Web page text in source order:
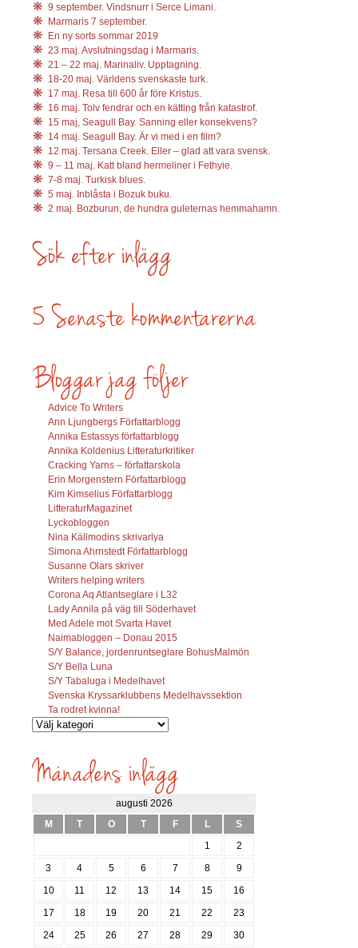
9 september. Vindsnurr i Serce Limani.
Marmaris 7 september.
En ny sorts sommar 2019
23 maj. Avslutningsdag i Marmaris.
21 – 22 maj. Marinaliv. Upptagning.
18-20 maj. Världens svenskaste turk.
17 maj. Resa till 600 år före Kristus.
16 maj. Tolv fendrar och en kätting från katastrof.
15 maj, Seagull Bay. Sanning eller konsekvens?
14 maj. Seagull Bay. Är vi med i en film?
12 maj. Tersana Creek. Eller – glad att vara svensk.
9 – 11 maj. Katt bland hermeliner i Fethyie.
7-8 maj. Turkisk blues.
5 maj. Inblåsta i Bozuk buku.
2 maj. Bozburun, de hundra guleternas hemmahamn.
Advice To Writers
Ann Ljungbergs Författarblogg
Annika Estassys författarblogg
Annika Koldenius Litteraturkritiker
Cracking Yarns – författarskola
Erin Morgenstern Författarblogg
Kim Kimselius Författarblogg
LitteraturMagazinet
Lyckobloggen
Nina Källmodins skrivarlya
Simona Ahrnstedt Författarblogg
Susanne Olars skriver
Writers helping writers
Corona Aq Atlantseglare i L32
Lady Annila på väg till Söderhavet
Med Adele mot Svarta Havet
Naimabloggen – Donau 2015
S/Y Balance, jordenruntseglare BohusMalmön
S/Y Bella Luna
S/Y Tabaluga i Medelhavet
Svenska Kryssarklubbens Medelhavssektion
Ta rodret kvinna!
Vilka
söks?
augusti 2026
M
T O T F L
S
1
2
3
4 5 6 7 8
9
10
11 12 13 14 15
16
17
18 19 20 21 22
23
24
25 26 27 28 29 30